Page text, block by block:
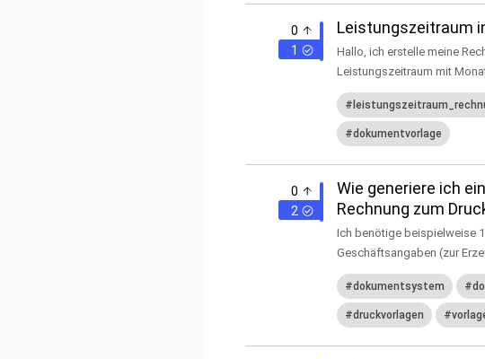
0
1
Leistungszeitraum
Hallo, ich erstelle meine
Leistungszeitraum mit
dokumentvorlage
0
2
Wie generiere ich
Rechnung zum
Ich benötige beispielweise
Geschäftsangaben (zur
dokumentsystem
druckvorlagen